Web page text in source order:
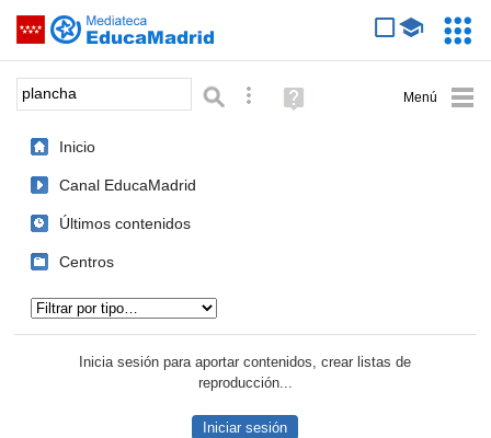
Saltar navegación
Palabra o frase: Búsqueda avanzada
Ayuda
(en
Inicio
Canal EducaMadrid
Últimos contenidos
Centros
Inicia sesión para aportar contenidos, crear listas de
reproducción...
Iniciar sesión